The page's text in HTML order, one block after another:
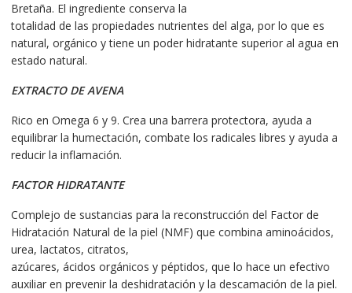
Bretaña. El ingrediente conserva la
totalidad de las propiedades nutrientes del alga, por lo que es
natural, orgánico y tiene un poder hidratante superior al agua en
estado natural.
EXTRACTO DE AVENA
Rico en Omega 6 y 9. Crea una barrera protectora, ayuda a
equilibrar la humectación, combate los radicales libres y ayuda a
reducir la inflamación.
FACTOR HIDRATANTE
Complejo de sustancias para la reconstrucción del Factor de
Hidratación Natural de la piel (NMF) que combina aminoácidos,
urea, lactatos, citratos,
azúcares, ácidos orgánicos y péptidos, que lo hace un efectivo
auxiliar en prevenir la deshidratación y la descamación de la piel.